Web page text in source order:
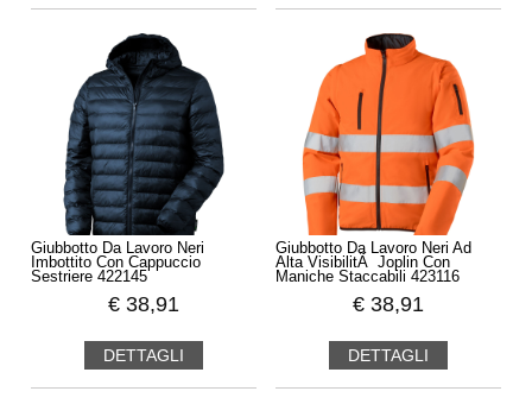
Giubbotto Da Lavoro Neri
Imbottito Con Cappuccio
Sestriere 422145
€ 38,91
DETTAGLI
Giubbotto Da Lavoro Neri Ad
Alta VisibilitÃ Joplin Con
Maniche Staccabili 423116
€ 38,91
DETTAGLI